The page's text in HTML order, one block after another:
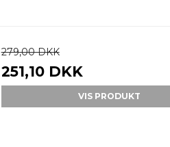
279,00 DKK
251,10 DKK
VIS PRODUKT